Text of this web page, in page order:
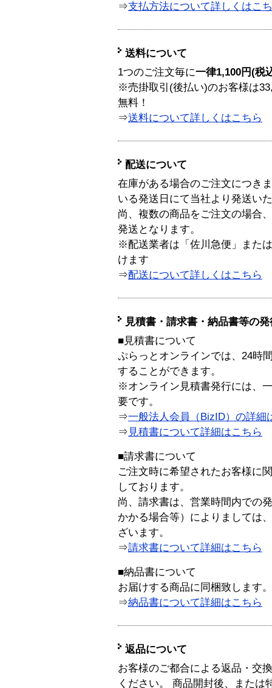
⇒支払方法について詳しくはこ
送料について
1つのご注文毎に一律1,100円(税
※売掛取引(後払い)のお客様は
無料！
⇒送料について詳しくはこちら
配送について
在庫がある場合のご注文につき
いる発送日にて当社より発送い
尚、複数の商品をご注文の場合
発送となります。
※配送業者は「佐川急便」また
けます
⇒配送について詳しくはこちら
見積書・請求書・納品書等の
■見積書について
ぷらっとオンラインでは、24時
することができます。
※オンライン見積書発行には、
要です。
⇒一般法人会員（BizID）の詳細
⇒ 見積書について詳細はこちら
■請求書について
ご注文時に希望されたお客様に
しております。
尚、請求書は、営業時間内での
かかる場合等）によりましては
ざいます。
⇒請求書について詳細はこちら
■納品書について
お届けする商品に同梱致します。
⇒納品書について詳細はこちら
返品について
お客様のご都合による返品・交
ください。 商品開封後、または